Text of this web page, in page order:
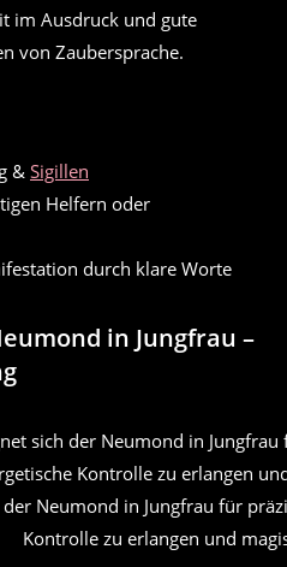
im Ausdruck und gute
von Zaubersprache.
& Sigillen
Helfern oder
durch klare Worte
in Jungfrau –
Neumond in Jungfrau für
Kontrolle zu erlangen und